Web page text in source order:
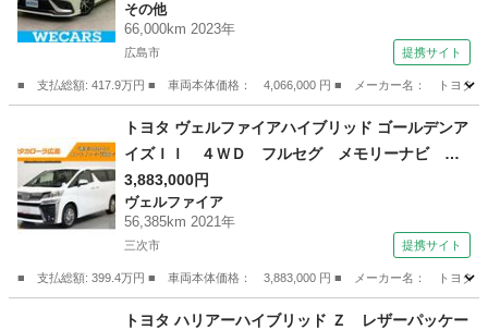
ーフティセンス／シートヒーター 前席／車線逸
脱防止支援システム／シート フルレザー （検8.1
その他
66,000km 2023年
広島市 提携サイト
■ 支払総額: 417.9万円 ■ 車両本体価格： 4,066,000 円 ■ メーカー名： トヨタ ■
その他
トヨタ ヴェルファイアハイブリッド ゴールデンア
イズＩＩ ４ＷＤ フルセグ メモリーナビ Ｄ
ＶＤ再生 ミュージックプレイヤー接続可 後席
モニター バックカメラ 衝突被害軽減システ
ム ＥＴＣ ドラレコ 両側電動スライド ＬＥ
Ｄヘッドランプ 乗車定員７人 記録簿 （検10.
6）
3,883,000円
ヴェルファイア
56,385km 2021年
三次市 提携サイト
■ 支払総額: 399.4万円 ■ 車両本体価格： 3,883,000 円 ■ メーカー名： トヨタ
ヴェルファイア
トヨタ ハリアーハイブリッド Ｚ レザーパッケー